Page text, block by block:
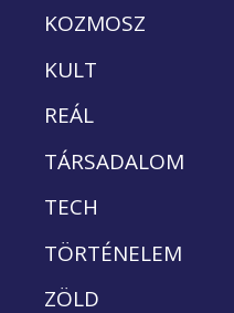
KOZMOSZ
KULT
REÁL
TÁRSADALOM
TECH
TÖRTÉNELEM
ZÖLD